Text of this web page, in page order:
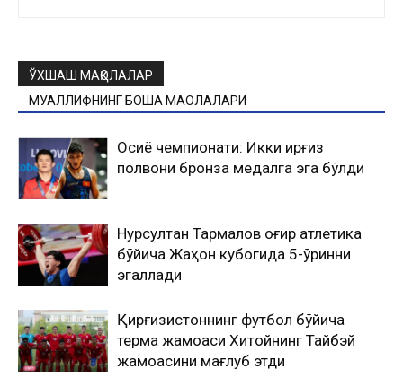
ЎХШАШ МАҚОЛАЛАР
МУАЛЛИФНИНГ БОШҚА МАҚОЛАЛАРИ
Осиё чемпионати: Икки қирғиз
полвони бронза медалга эга бўлди
Нурсултан Тармалов оғир атлетика
бўйича Жаҳон кубогида 5-ўринни
эгаллади
Қирғизистоннинг футбол бўйича
терма жамоаси Хитойнинг Тайбэй
жамоасини мағлуб этди